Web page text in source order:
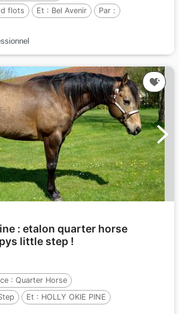
d flots Et : Bel Avenir Par :
: etalon quarter horse
little step !
: Quarter Horse
Et : HOLLY OKIE PINE